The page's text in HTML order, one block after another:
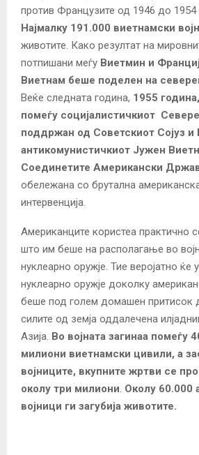
против Французите од 1946 до 1954
Најмалку 191.000 виетнамски
животите. Како резултат на
потпишани меѓу Виетмин и
Виетнам беше поделен на
Веќе следната година, 1955
помеѓу социјалистичкиот
поддржан од Советскиот Сојуз и
антикомунистичкиот Јужен
Соединетите Американски
обележана со брутална
интервенција.
Американците користеа практично
што им беше на располагање во
нуклеарно оружје. Тие веројатно ќе
нуклеарно оружје доколку
беше под голем домашен притисок
силите од земја оддалечена
Азија. Во војната загинаа помеѓу
милиони виетнамски цивили, а
војниците, вкупните жртви се
околу три милиони. Околу 60.000
војници ги загубија животите.